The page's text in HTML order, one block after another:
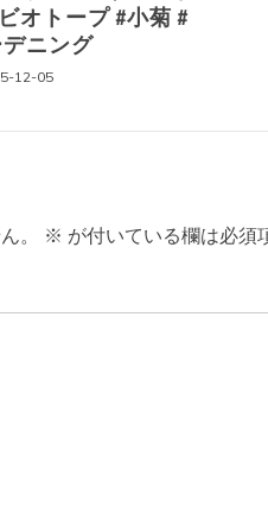
オトープ #小菊 #
ニング
12-05
。 ※ が付いている欄は必須